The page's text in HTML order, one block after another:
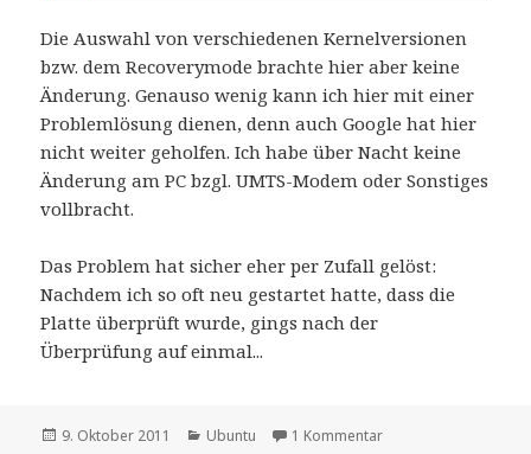
Die Auswahl von verschiedenen Kernelversionen
bzw. dem Recoverymode brachte hier aber keine
Änderung. Genauso wenig kann ich hier mit einer
Problemlösung dienen, denn auch Google hat hier
nicht weiter geholfen. Ich habe über Nacht keine
Änderung am PC bzgl. UMTS-Modem oder Sonstiges
vollbracht.
Das Problem hat sicher eher per Zufall gelöst:
Nachdem ich so oft neu gestartet hatte, dass die
Platte überprüft wurde, gings nach der
Überprüfung auf einmal...
Veröffentlicht
9. Oktober 2011 Kategorien
Ubuntu 1 Kommentarzu Ubuntu hängt